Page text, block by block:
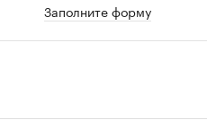
Заполните форму